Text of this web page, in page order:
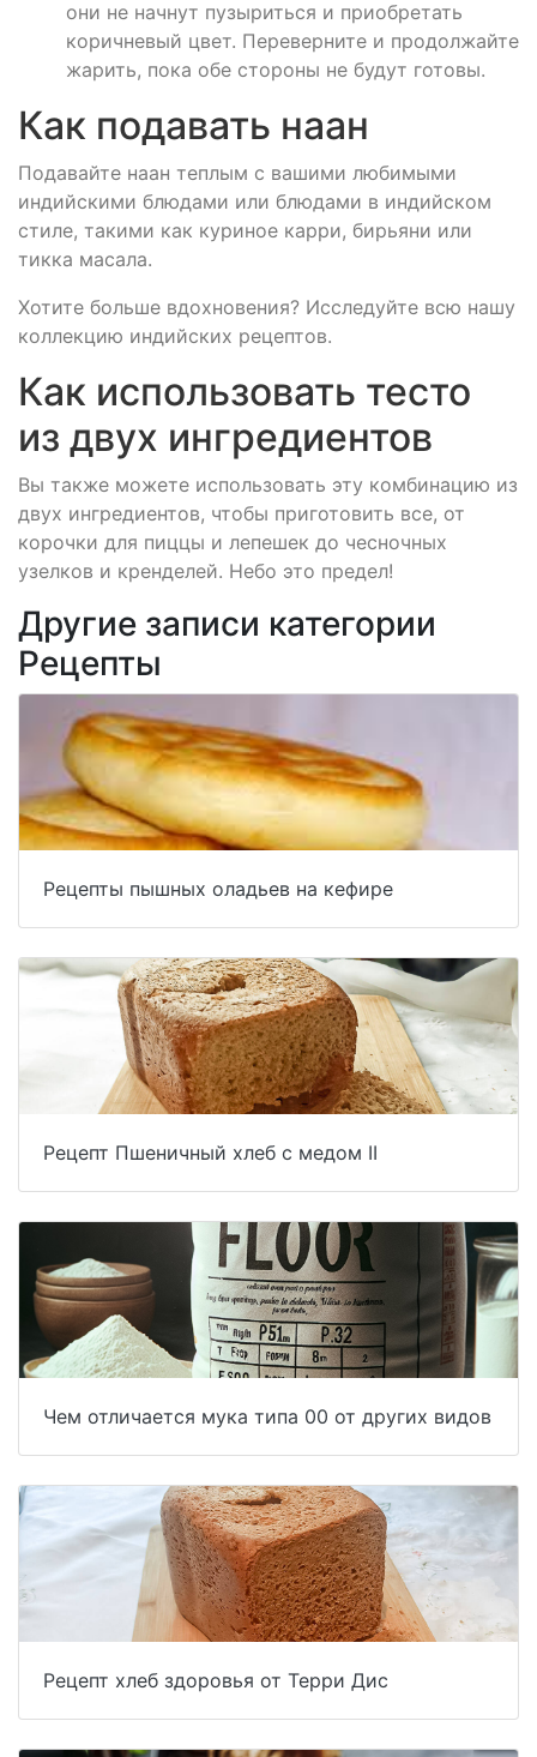
они не начнут пузыриться и приобретать
коричневый цвет. Переверните и продолжайте
жарить, пока обе стороны не будут готовы.
Как подавать наан
Подавайте наан теплым с вашими любимыми
индийскими блюдами или блюдами в индийском
стиле, такими как куриное карри, бирьяни или
тикка масала.
Хотите больше вдохновения? Исследуйте всю нашу
коллекцию индийских рецептов.
Как использовать тесто
из двух ингредиентов
Вы также можете использовать эту комбинацию из
двух ингредиентов, чтобы приготовить все, от
корочки для пиццы и лепешек до чесночных
узелков и кренделей. Небо это предел!
Другие записи категории
Рецепты
Рецепты пышных оладьев на кефире
Рецепт Пшеничный хлеб с медом II
Чем отличается мука типа 00 от других видов
Рецепт хлеб здоровья от Терри Дис